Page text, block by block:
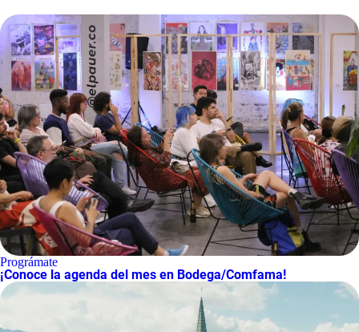
Prográmate
¡Conoce la agenda del mes en Bodega/Comfama!